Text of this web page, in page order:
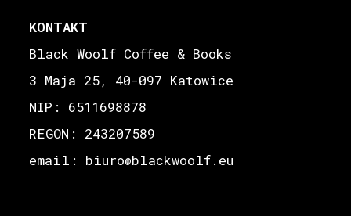
KONTAKT
Black Woolf Coffee & Books
3 Maja 25, 40-097 Katowice
NIP: 6511698878
REGON: 243207589
email: biuro@blackwoolf.eu